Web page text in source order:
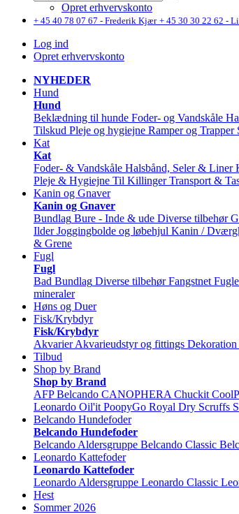
Opret erhvervskonto
+ 45 40 78 07 67 - Frederik Kjær + 45 30 30 22 62 -
Log ind
Opret erhvervskonto
NYHEDER
Hund
Hund
Beklædning til hunde Foder- og Vandskåle
Tilskud Pleje og hygiejne Ramper og Trapper
Kat
Kat
Foder- & Vandskåle Halsbånd, Seler & Liner
Pleje & Hygiejne Til Killinger Transport &
Kanin og Gnaver
Kanin og Gnaver
Bundlag Bure - Inde & ude Diverse tilbehør
Ilder Joggingbolde og løbehjul Kanin /
& Grene
Fugl
Fugl
Bad Bundlag Diverse tilbehør Fangstnet
mineraler
Høns og Duer
Fisk/Krybdyr
Fisk/Krybdyr
Akvarier Akvarieudstyr og fittings Dekoration
Tilbud
Shop by Brand
Shop by Brand
AFP Belcando CANOPHERA Chuckit
Leonardo Oil'it PoopyGo Royal Dry Scruffs
Belcando Hundefoder
Belcando Hundefoder
Belcando Aldersgruppe Belcando Classic
Leonardo Kattefoder
Leonardo Kattefoder
Leonardo Aldersgruppe Leonardo Classic
Hest
Sommer 2026